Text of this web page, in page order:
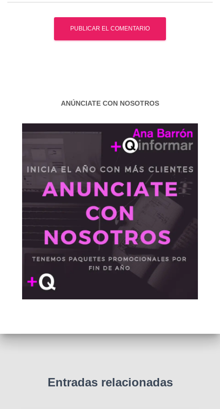
ANÚNCIATE CON NOSOTROS
Entradas relacionadas